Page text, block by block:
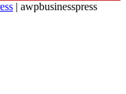
| awpbusinesspress